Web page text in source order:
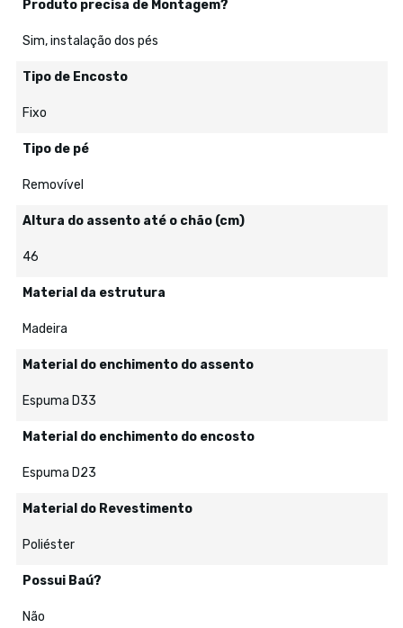
Produto precisa de Montagem?
Sim, instalação dos pés
Tipo de Encosto
Fixo
Tipo de pé
Removível
Altura do assento até o chão (cm)
46
Material da estrutura
Madeira
Material do enchimento do assento
Espuma D33
Material do enchimento do encosto
Espuma D23
Material do Revestimento
Poliéster
Possui Baú?
Não